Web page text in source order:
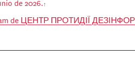
de 2026.
de ЦЕНТР ПРОТИДІЇ